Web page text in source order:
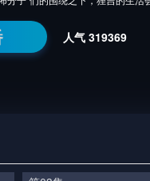
人气 319369